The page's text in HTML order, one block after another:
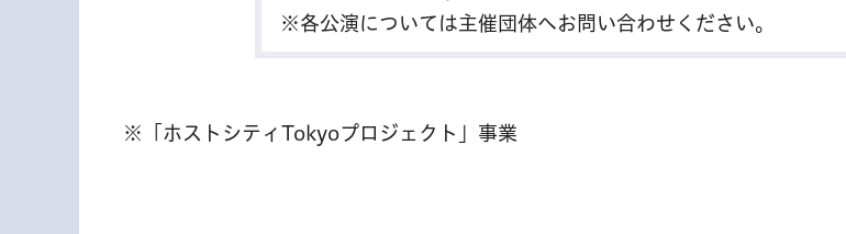
※各公演については主催団体へお問い合わせください。
※「ホストシティTokyoプロジェクト」事業